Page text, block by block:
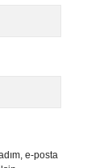
e-posta